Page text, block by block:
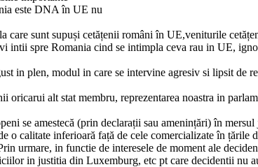
este DNA în UE nu
care sunt supuși cetățenii români în UE,veniturile
intii spre Romania cind se intimpla ceva rau in UE,
in plen, modul in care se intervine agresiv si lipsit de
oricarui alt stat membru, reprezentarea noastra in
se amestecă (prin declarații sau amenințări) în
o calitate inferioară față de cele comercializate în țările
urmare, in functie de interesele de moment ale
in justitia din Luxemburg, etc pt care decidentii nu